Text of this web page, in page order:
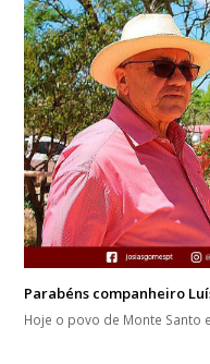
Parabéns companheiro
Hoje o povo de Monte Santo